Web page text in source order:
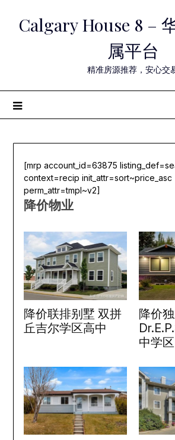
Calgary House 8 –
属平台
精准房源推荐，安心交
[mrp account_id=63875
context=recip init_attr=sort~price_asc
perm_attr=tmpl~v2]
降价物业
降价联排别墅 双拼
丘吉尔学区高中
降价
中学区